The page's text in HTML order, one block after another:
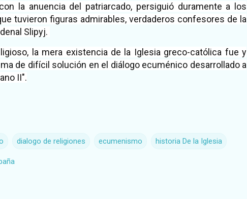
la anuencia del patriarcado, persiguió duramente a los
tuvieron figuras admirables, verdaderos confesores de la
Slipyj.
la mera existencia de la Iglesia greco-católica fue y
de difícil solución en el diálogo ecuménico desarrollado a
II".
dialogo de religiones ecumenismo historia De la Iglesia